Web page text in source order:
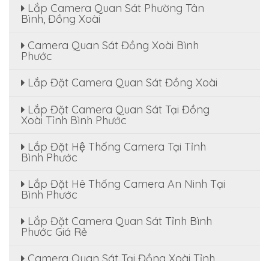
Lắp Camera Quan Sát Phường Tân
Bình, Đồng Xoài
Camera Quan Sát Đồng Xoài Bình
Phước
Lắp Đặt Camera Quan Sát Đồng Xoài
Lắp Đặt Camera Quan Sát Tại Đồng
Xoài Tỉnh Bình Phước
Lắp Đặt Hệ Thống Camera Tại Tỉnh
Bình Phước
Lắp Đặt Hê Thống Camera An Ninh Tại
Bình Phước
Lắp Đặt Camera Quan Sát Tỉnh Bình
Phước Giá Rẻ
Camera Quan Sát Tại Đồng Xoài Tỉnh